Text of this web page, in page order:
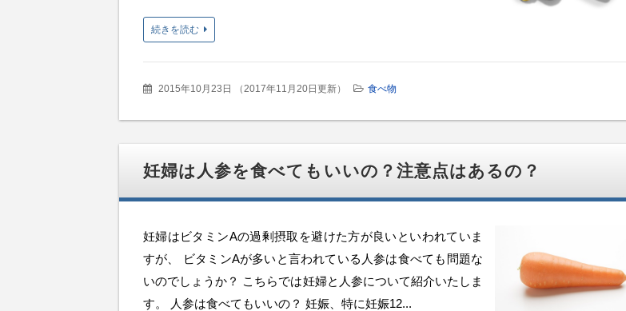
続きを読む
2015年10月23日 （2017年11月20日更新） 食べ物
妊婦は人参を食べてもいいの？注意点はあるの？
妊婦はビタミンAの過剰摂取を避けた方が良いといわれていま
すが、 ビタミンAが多いと言われている人参は食べても問題な
いのでしょうか？ こちらでは妊婦と人参について紹介いたしま
す。 人参は食べてもいいの？ 妊娠、特に妊娠12...